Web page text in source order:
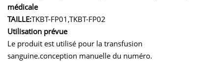
médicale
TAILLE:TKBT-FP01,TKBT-FP02
Utilisation prévue
Le produit est utilisé pour la transfusion
sanguine.conception manuelle du numéro.